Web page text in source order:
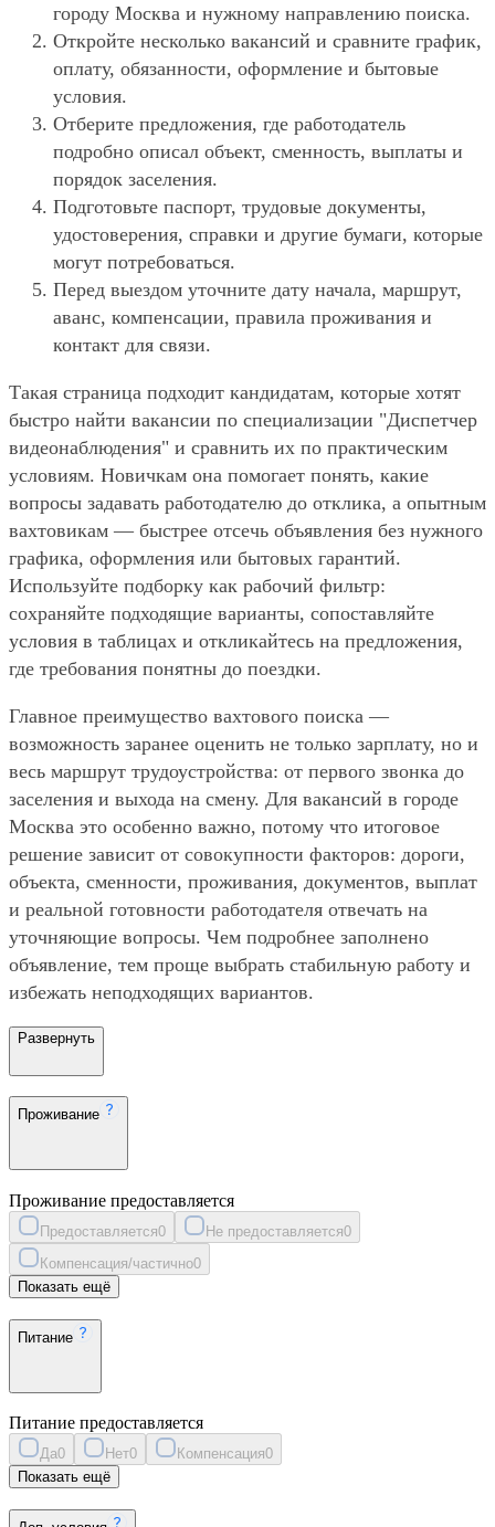
городу Москва и нужному направлению поиска.
Откройте несколько вакансий и сравните график,
оплату, обязанности, оформление и бытовые
условия.
Отберите предложения, где работодатель
подробно описал объект, сменность, выплаты и
порядок заселения.
Подготовьте паспорт, трудовые документы,
удостоверения, справки и другие бумаги, которые
могут потребоваться.
Перед выездом уточните дату начала, маршрут,
аванс, компенсации, правила проживания и
контакт для связи.
Такая страница подходит кандидатам, которые хотят
быстро найти вакансии по специализации "Диспетчер
видеонаблюдения" и сравнить их по практическим
условиям. Новичкам она помогает понять, какие
вопросы задавать работодателю до отклика, а опытным
вахтовикам — быстрее отсечь объявления без нужного
графика, оформления или бытовых гарантий.
Используйте подборку как рабочий фильтр:
сохраняйте подходящие варианты, сопоставляйте
условия в таблицах и откликайтесь на предложения,
где требования понятны до поездки.
Главное преимущество вахтового поиска —
возможность заранее оценить не только зарплату, но и
весь маршрут трудоустройства: от первого звонка до
заселения и выхода на смену. Для вакансий в городе
Москва это особенно важно, потому что итоговое
решение зависит от совокупности факторов: дороги,
объекта, сменности, проживания, документов, выплат
и реальной готовности работодателя отвечать на
уточняющие вопросы. Чем подробнее заполнено
объявление, тем проще выбрать стабильную работу и
избежать неподходящих вариантов.
Развернуть
Проживание
Проживание предоставляется
Предоставляется0 Не предоставляется0
Компенсация/частично0
Показать ещё
Питание
Питание предоставляется
Да0 Нет0 Компенсация0
Показать ещё